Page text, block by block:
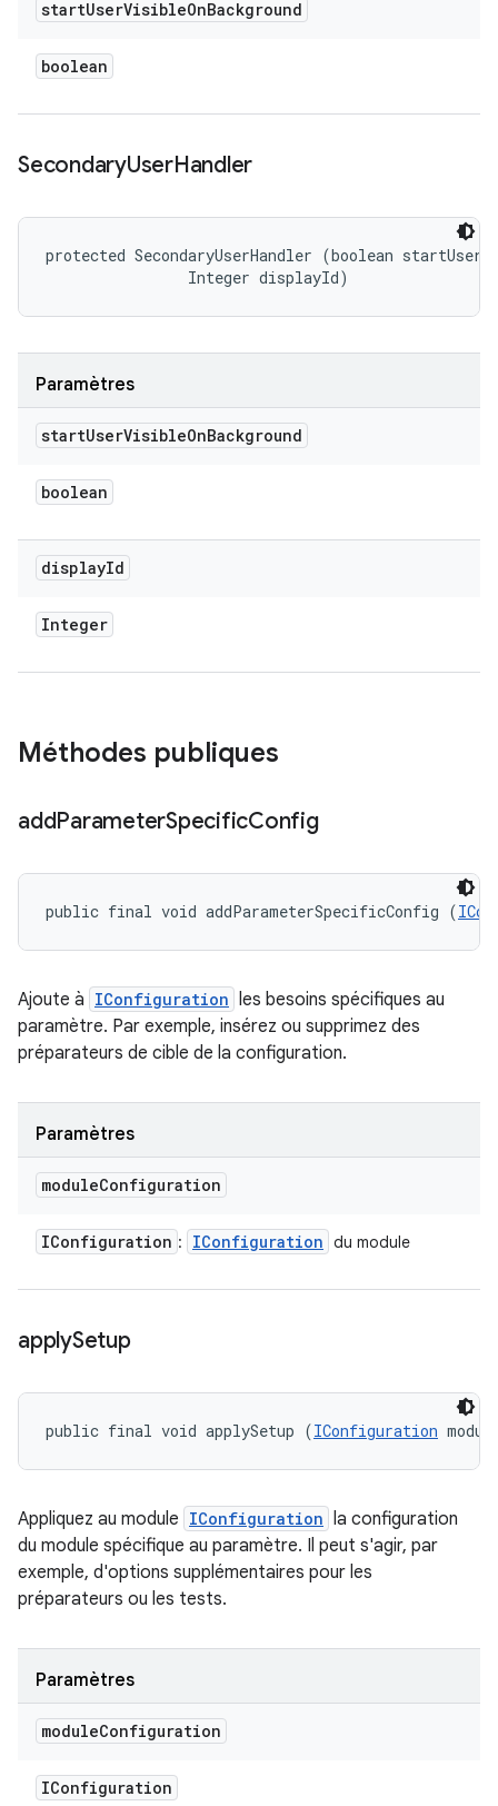
startUserVisibleOnBackground
boolean
SecondaryUserHandler
protected SecondaryUserHandler (boolean
                Integer displayId)
Paramètres
startUserVisibleOnBackground
boolean
displayId
Integer
Méthodes publiques
addParameterSpecificConfig
public final void addParameterSpecificConfig (
Ajoute à IConfiguration les besoins spécifiques au
paramètre. Par exemple, insérez ou supprimez des
préparateurs de cible de la configuration.
Paramètres
moduleConfiguration
IConfiguration : IConfiguration du module
applySetup
public final void applySetup (IConfiguration
Appliquez au module IConfiguration la configuration
du module spécifique au paramètre. Il peut s'agir, par
exemple, d'options supplémentaires pour les
préparateurs ou les tests.
Paramètres
moduleConfiguration
IConfiguration